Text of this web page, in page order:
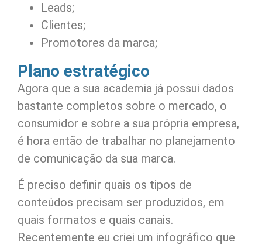
Leads;
Clientes;
Promotores da marca;
Plano estratégico
Agora que a sua academia já possui dados
bastante completos sobre o mercado, o
consumidor e sobre a sua própria empresa,
é hora então de trabalhar no planejamento
de comunicação da sua marca.
É preciso definir quais os tipos de
conteúdos precisam ser produzidos, em
quais formatos e quais canais.
Recentemente eu criei um infográfico que